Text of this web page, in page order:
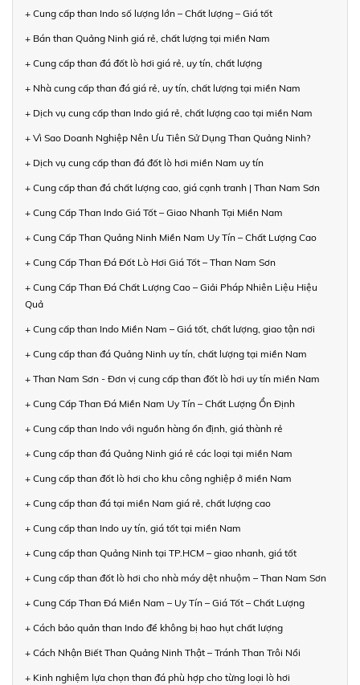
+ Cung cấp than Indo số lượng lớn – Chất lượng – Giá tốt
+ Bán than Quảng Ninh giá rẻ, chất lượng tại miền Nam
+ Cung cấp than đá đốt lò hơi giá rẻ, uy tín, chất lượng
+ Nhà cung cấp than đá giá rẻ, uy tín, chất lượng tại miền Nam
+ Dịch vụ cung cấp than Indo giá rẻ, chất lượng cao tại miền Nam
+ Vì Sao Doanh Nghiệp Nên Ưu Tiên Sử Dụng Than Quảng Ninh?
+ Dịch vụ cung cấp than đá đốt lò hơi miền Nam uy tín
+ Cung cấp than đá chất lượng cao, giá cạnh tranh | Than Nam Sơn
+ Cung Cấp Than Indo Giá Tốt – Giao Nhanh Tại Miền Nam
+ Cung Cấp Than Quảng Ninh Miền Nam Uy Tín – Chất Lượng Cao
+ Cung Cấp Than Đá Đốt Lò Hơi Giá Tốt – Than Nam Sơn
+ Cung Cấp Than Đá Chất Lượng Cao – Giải Pháp Nhiên Liệu Hiệu
Quả
+ Cung cấp than Indo Miền Nam – Giá tốt, chất lượng, giao tận nơi
+ Cung cấp than đá Quảng Ninh uy tín, chất lượng tại miền Nam
+ Than Nam Sơn - Đơn vị cung cấp than đốt lò hơi uy tín miền Nam
+ Cung Cấp Than Đá Miền Nam Uy Tín – Chất Lượng Ổn Định
+ Cung cấp than Indo với nguồn hàng ổn định, giá thành rẻ
+ Cung cấp than đá Quảng Ninh giá rẻ các loại tại miền Nam
+ Cung cấp than đốt lò hơi cho khu công nghiệp ở miền Nam
+ Cung cấp than đá tại miền Nam giá rẻ, chất lượng cao
+ Cung cấp than Indo uy tín, giá tốt tại miền Nam
+ Cung cấp than Quảng Ninh tại TP.HCM – giao nhanh, giá tốt
+ Cung cấp than đốt lò hơi cho nhà máy dệt nhuộm – Than Nam Sơn
+ Cung Cấp Than Đá Miền Nam – Uy Tín – Giá Tốt – Chất Lượng
+ Cách bảo quản than Indo để không bị hao hụt chất lượng
+ Cách Nhận Biết Than Quảng Ninh Thật – Tránh Than Trôi Nổi
+ Kinh nghiệm lựa chọn than đá phù hợp cho từng loại lò hơi